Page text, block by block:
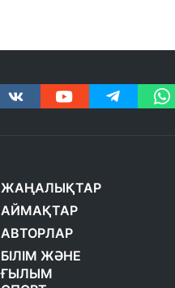
ЖАҢАЛЫҚТАР
АЙМАҚТАР
АВТОРЛАР
БІЛІМ ЖӘНЕ
ҒЫЛЫМ